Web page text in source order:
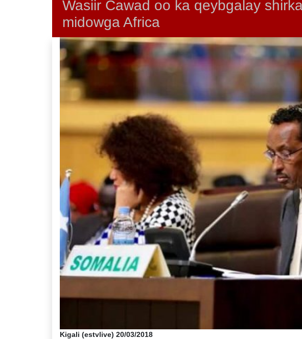
Wasiir Cawad oo ka qeybgalay
midowga Africa
Kigali (estvlive) 20/03/2018